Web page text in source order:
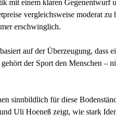
mit einem klaren
vergleichsweise moderat zu
erschwinglich.
auf der Überzeugung, dass
der Sport den Menschen –
sinnbildlich für diese
Uli Hoeneß zeigt, wie stark